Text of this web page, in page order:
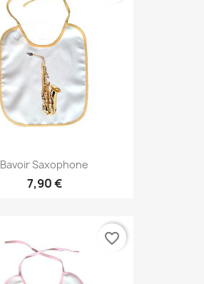
Bavoir Saxophone
7,90 €
favorite_border